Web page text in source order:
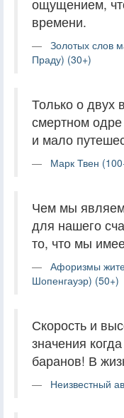
ощущением,
времени.
Золотых слов
Праду) (30+)
Только о двух
смертном
и мало
Марк Твен
Чем мы
для нашего
то, что мы
Афоризмы
Шопенгауэр) (50+)
Скорость и
значения
баранов! В
Неизвестный